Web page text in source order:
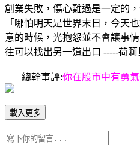
創業失敗，傷心難過是一定的
「哪怕明天是世界末日，今天
意的時候，光抱怨並不會讓事
往可以找出另一道出口 -----荷
總幹事評:你在股市中有勇
載入更多